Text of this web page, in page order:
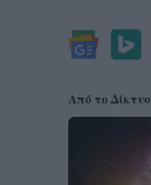
Από το Δίκτυο